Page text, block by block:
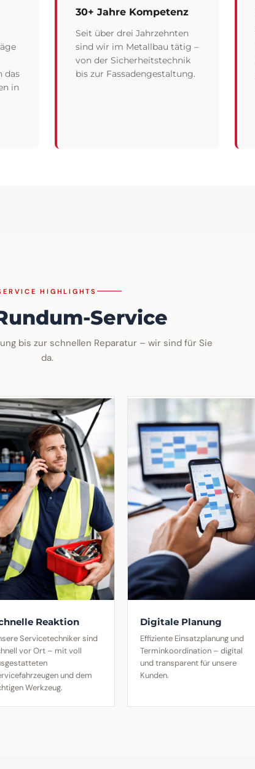
das
in
30+ Jahre Kompetenz
Seit über drei Jahrzehnten
sind wir im Metallbau tätig –
von der Sicherheitstechnik
bis zur Fassadengestaltung.
HIGHLIGHTS
Service
bis zur schnellen Reparatur – wir sind für Sie
da.
Reaktion
Servicetechniker sind
vor Ort – mit voll
und dem
Werkzeug.
Digitale Planung
Effiziente Einsatzplanung und
Terminkoordination – digital
und transparent für unsere
Kunden.